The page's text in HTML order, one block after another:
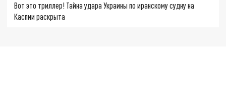
Вот это триллер! Тайна удара Украины по иранскому судну на
Каспии раскрыта